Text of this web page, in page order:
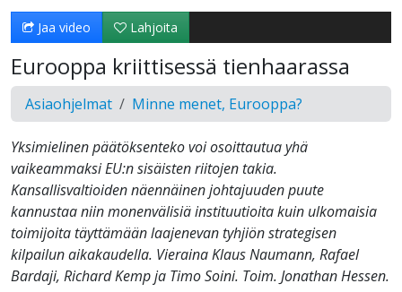
Jaa video Lahjoita
Eurooppa kriittisessä tienhaarassa
Asiaohjelmat Minne menet, Eurooppa?
Yksimielinen päätöksenteko voi osoittautua yhä
vaikeammaksi EU:n sisäisten riitojen takia.
Kansallisvaltioiden näennäinen johtajuuden puute
kannustaa niin monenvälisiä instituutioita kuin ulkomaisia
toimijoita täyttämään laajenevan tyhjiön strategisen
kilpailun aikakaudella. Vieraina Klaus Naumann, Rafael
Bardaji, Richard Kemp ja Timo Soini. Toim. Jonathan Hessen.